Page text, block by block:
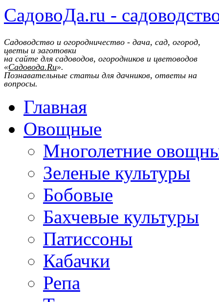
СадовоДа.ru -
Садоводство и огородничество - дача, сад, огород,
цветы и заготовки
на сайте для садоводов, огородников и цветоводов
«Садовода.Ru».
Познавательные статьи для дачников, ответы на
вопросы.
Главная
Овощные
Многолетние
Зеленые культуры
Бобовые
Бахчевые культуры
Патиссоны
Кабачки
Репа